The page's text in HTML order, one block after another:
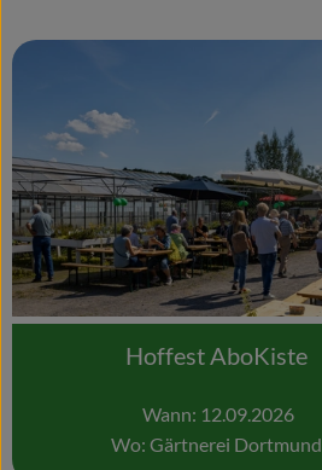
Hoffest AboKiste
Wann: 12.09.2026
Wo: Gärtnerei Dortmund